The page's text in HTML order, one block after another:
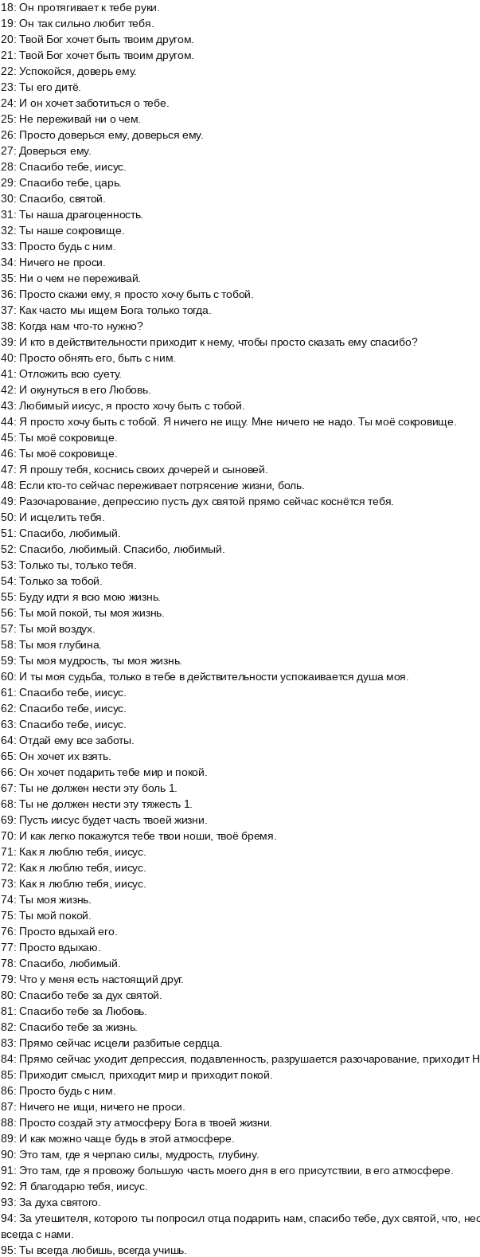
18:Он протягивает к тебе руки.
19:Он так сильно любит тебя.
20:Твой Бог хочет быть твоим другом.
21 :Твой Бог хочет быть твоим другом.
22:Успокойся, доверь ему.
23:Ты его дитё.
24: И он хочет заботиться о тебе.
25: Не переживай ни о чем.
26: Просто доверься ему, доверься ему.
27: Доверься ему.
28:Спасибо тебе, иисус.
29:Спасибо тебе, царь.
30:Спасибо, святой.
31 :Ты наша драгоценность.
32:Ты наше сокровище.
33: Просто будь с ним.
34: Ничего не проси.
35: Ни о чем не переживай.
36: Просто скажи ему, я просто хочу быть с тобой.
37: Как часто мы ищем Бога только тогда.
38: Когда нам что-то нужно?
39: И кто в действительности приходит к нему, чтобы просто сказать ему спасибо?
40: Просто обнять его, быть с ним.
41 :Отложить всю суету.
42: И окунуться в его Любовь.
43:Любимый иисус, я просто хочу быть с тобой.
44: Я просто хочу быть с тобой. Я ничего не ищу. Мне ничего не надо. Ты моё сокровище.
45:Ты моё сокровище.
46:Ты моё сокровище.
47: Я прошу тебя, коснись своих дочерей и сыновей.
48: Если кто-то сейчас переживает потрясение жизни, боль.
49: Разочарование, депрессию пусть дух святой прямо сейчас коснётся тебя.
50: И исцелить тебя.
51 :Спасибо, любимый.
52:Спасибо, любимый. Спасибо, любимый.
53:Только ты, только тебя.
54:Только за тобой.
55: Буду идти я всю мою жизнь.
56:Ты мой покой, ты моя жизнь.
57:Ты мой воздух.
58:Ты моя глубина.
59:Ты моя мудрость, ты моя жизнь.
60: И ты моя судьба, только в тебе в действительности успокаивается душа моя.
61 :Спасибо тебе, иисус.
62:Спасибо тебе, иисус.
63:Спасибо тебе, иисус.
64:Отдай ему все заботы.
65:Он хочет их взять.
66:Он хочет подарить тебе мир и покой.
67:Ты не должен нести эту боль 1.
68:Ты не должен нести эту тяжесть 1.
69: Пусть иисус будет часть твоей жизни.
70: И как легко покажутся тебе твои ноши, твоё бремя.
71 : Как я люблю тебя, иисус.
72: Как я люблю тебя, иисус.
73: Как я люблю тебя, иисус.
74:Ты моя жизнь.
75:Ты мой покой.
76: Просто вдыхай его.
77: Просто вдыхаю.
78:Спасибо, любимый.
79: Что у меня есть настоящий друг.
80:Спасибо тебе за дух святой.
81 :Спасибо тебе за Любовь.
82:Спасибо тебе за жизнь.
83: Прямо сейчас исцели разбитые сердца.
84: Прямо сейчас уходит депрессия, подавленность, разрушается разочарование, приходит
85: Приходит смысл, приходит мир и приходит покой.
86: Просто будь с ним.
87: Ничего не ищи, ничего не проси.
88: Просто создай эту атмосферу Бога в твоей жизни.
89: И как можно чаще будь в этой атмосфере.
90: Это там, где я черпаю силы, мудрость, глубину.
91 : Это там, где я провожу большую часть моего дня в его присутствии, в его атмосфере.
92: Я благодарю тебя, иисус.
93:За духа святого.
94:За утешителя, которого ты попросил отца подарить нам, спасибо тебе, дух святой, что,
всегда с нами.
95:Ты всегда любишь, всегда учишь.